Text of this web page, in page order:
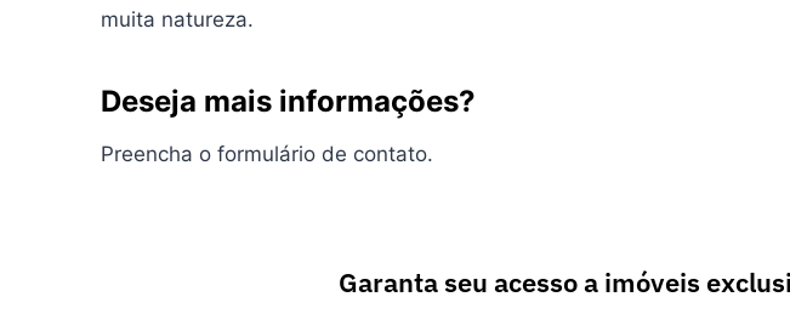
muita natureza.
Deseja mais informações?
Preencha o formulário de contato.
Garanta seu acesso a imóveis